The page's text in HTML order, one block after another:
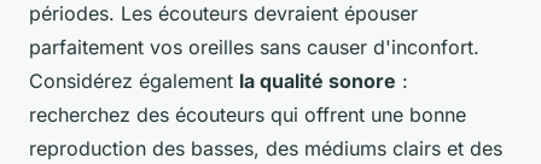
périodes. Les écouteurs devraient épouser
parfaitement vos oreilles sans causer d'inconfort.
Considérez également la qualité sonore :
recherchez des écouteurs qui offrent une bonne
reproduction des basses, des médiums clairs et des